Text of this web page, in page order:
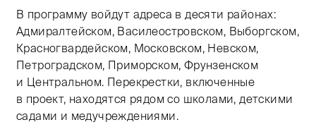
В программу войдут адреса в десяти районах:
Адмиралтейском, Василеостровском, Выборгском,
Красногвардейском, Московском, Невском,
Петроградском, Приморском, Фрунзенском
и Центральном. Перекрестки, включенные
в проект, находятся рядом со школами, детскими
садами и медучреждениями.